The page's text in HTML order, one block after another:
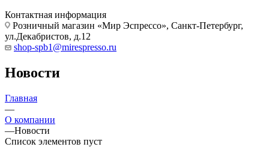
Контактная информация
Розничный магазин «Мир Эспрессо», Санкт-Петербург,
ул.Декабристов, д.12
shop-spb1@mirespresso.ru
Новости
Главная
—
О компании
—Новости
Список элементов пуст